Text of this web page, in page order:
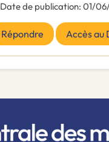
Date de publication: 01/
Répondre Accès au